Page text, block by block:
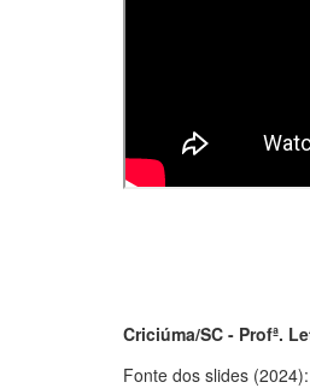
Criciúma/SC - Profª.
Fonte dos slides